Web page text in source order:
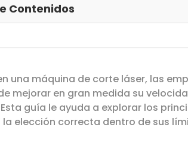
Contenidos
una máquina de corte láser, las
mejorar en gran medida su
guía le ayuda a explorar los
la elección correcta dentro de sus